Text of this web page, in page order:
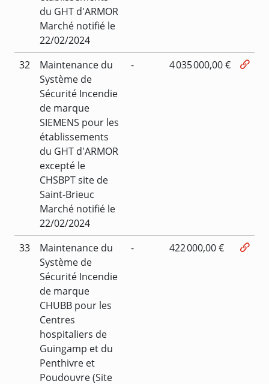
du GHT d'ARMOR
Marché notifié le
22/02/2024
32
Maintenance du
Système de
Sécurité Incendie
de marque
SIEMENS pour les
établissements
du GHT d'ARMOR
excepté le
CHSBPT site de
Saint-Brieuc
Marché notifié le
22/02/2024
- 4 035 000,00 €
33
Maintenance du
Système de
Sécurité Incendie
de marque
CHUBB pour les
Centres
hospitaliers de
Guingamp et du
Penthivre et
Poudouvre (Site
- 422 000,00 €